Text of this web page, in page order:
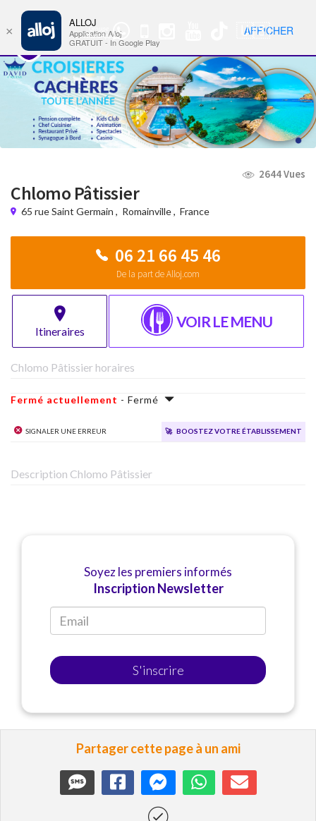
Groupe
WhatsApp
🇺🇸 Nav
2644 Vues
Chlomo Pâtissier
65 rue Saint Germain , Romainville, France
06 21 66 45 46
De la part de Alloj.com
Itineraires
VOIR LE MENU
Chlomo Pâtissier horaires
Fermé actuellement - Fermé
Signaler une erreur 🚀 Boostez votre établissement
Description Chlomo Pâtissier
Soyez les premiers informés
Inscription Newsletter
S'inscrire
Partager cette page à un ami
×
ALLOJ
Application Alloj
GRATUIT - In Google Play
AFFICHER